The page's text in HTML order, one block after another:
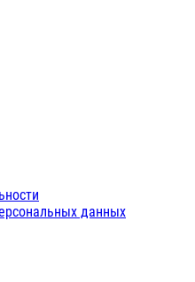
данных